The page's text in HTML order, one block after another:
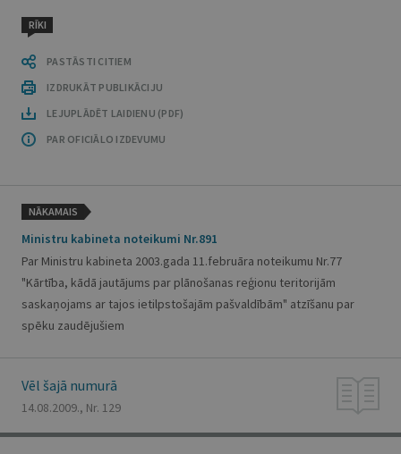
RĪKI
PASTĀSTI CITIEM
IZDRUKĀT PUBLIKĀCIJU
LEJUPLĀDĒT LAIDIENU (PDF)
PAR OFICIĀLO IZDEVUMU
NĀKAMAIS
Ministru kabineta noteikumi Nr.891
Par Ministru kabineta 2003.gada 11.februāra noteikumu Nr.77
"Kārtība, kādā jautājums par plānošanas reģionu teritorijām
saskaņojams ar tajos ietilpstošajām pašvaldībām" atzīšanu par
spēku zaudējušiem
Vēl šajā numurā
14.08.2009., Nr. 129